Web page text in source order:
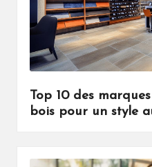
Top 10 des
bois pour un style